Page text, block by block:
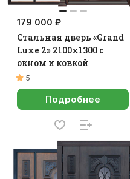
179 000 ₽
Стальная дверь «Grand
Luxe 2» 2100х1300 с
окном и ковкой
5
Подробнее